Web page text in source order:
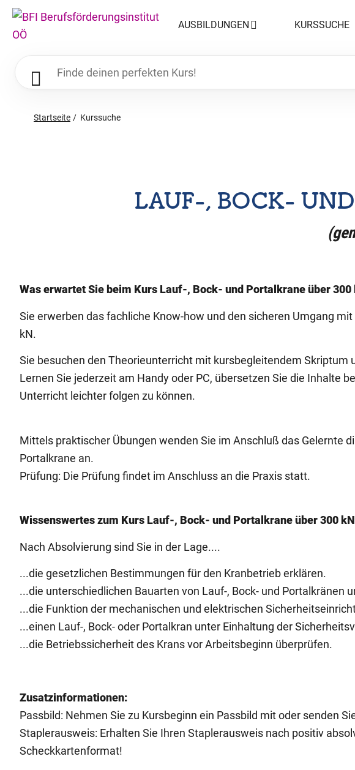
AUSBILDUNGEN KURSSUCHE
Startseite Kurssuche
LAUF-, BOCK-
Was erwartet Sie beim Kurs Lauf-, Bock- und Portalkrane über 300
Sie erwerben das fachliche Know-how und den sicheren Umgang
kN.
Sie besuchen den Theorieunterricht mit kursbegleitendem Skriptum
Lernen Sie jederzeit am Handy oder PC, übersetzen Sie die Inhalte
Unterricht leichter folgen zu können.
Mittels praktischer Übungen wenden Sie im Anschluß das Gelernte
Portalkrane an.
Prüfung: Die Prüfung findet im Anschluss an die Praxis statt.
Wissenswertes zum Kurs Lauf-, Bock- und Portalkrane über 300 kN
Nach Absolvierung sind Sie in der Lage....
...die gesetzlichen Bestimmungen für den Kranbetrieb erklären.
...die unterschiedlichen Bauarten von Lauf-, Bock- und Portalkränen
...die Funktion der mechanischen und elektrischen
...einen Lauf-, Bock- oder Portalkran unter Einhaltung der
...die Betriebssicherheit des Krans vor Arbeitsbeginn überprüfen.
Zusatzinformationen:
Passbild: Nehmen Sie zu Kursbeginn ein Passbild mit oder senden
Staplerausweis: Erhalten Sie Ihren Staplerausweis nach positiv
Scheckkartenformat!